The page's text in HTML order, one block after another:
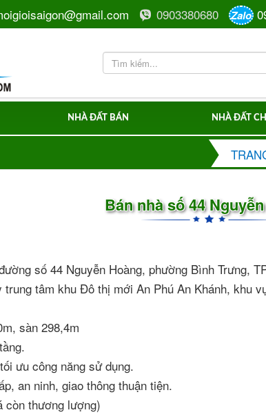
0903380680 Zalo
NHÀ ĐẤT BÁN NHÀ ĐẤT
Bán nhà số 44
số 44 Nguyễn Hoàng, phường Bình Trưng,
trung tâm khu Đô thị mới An Phú An Khánh, khu
sàn 298,4m
ưu công năng sử dụng.
an ninh, giao thông thuận tiện.
còn thương lượng)